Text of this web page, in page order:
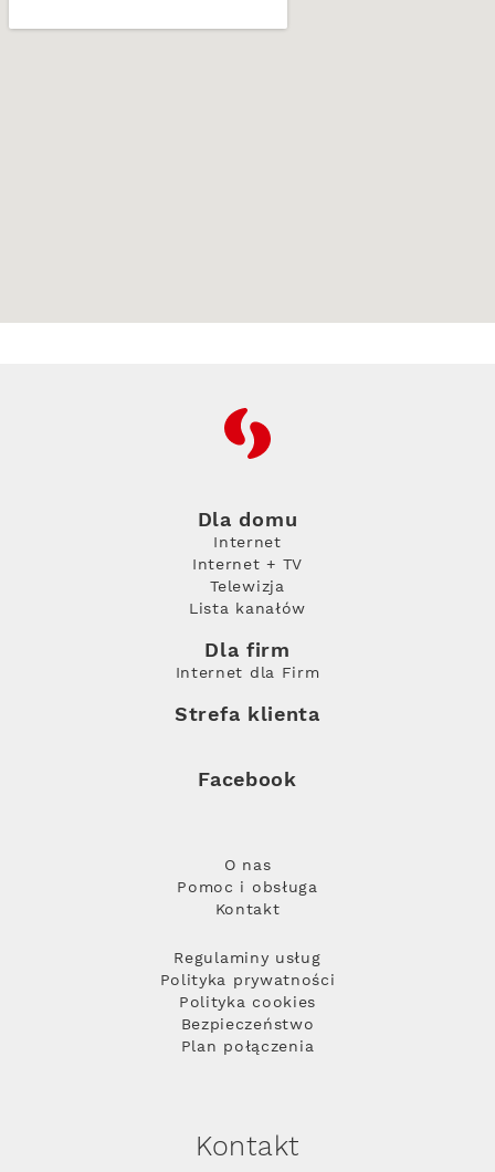
RFC
Dla domu
Internet
Internet + TV
Telewizja
Lista kanałów
Dla firm
Internet dla Firm
Strefa klienta
Facebook
O nas
Pomoc i obsługa
Kontakt
Regulaminy usług
Polityka prywatności
Polityka cookies
Bezpieczeństwo
Plan połączenia
Kontakt